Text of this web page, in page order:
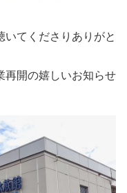
てくださりありがと
再開の嬉しいお知らせ